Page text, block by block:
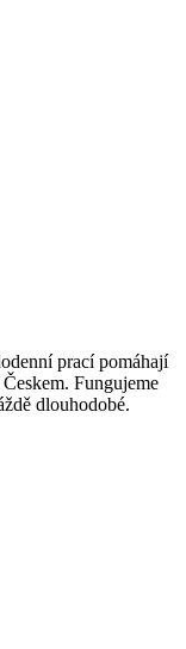
prací pomáhají
Fungujeme
dlouhodobé.